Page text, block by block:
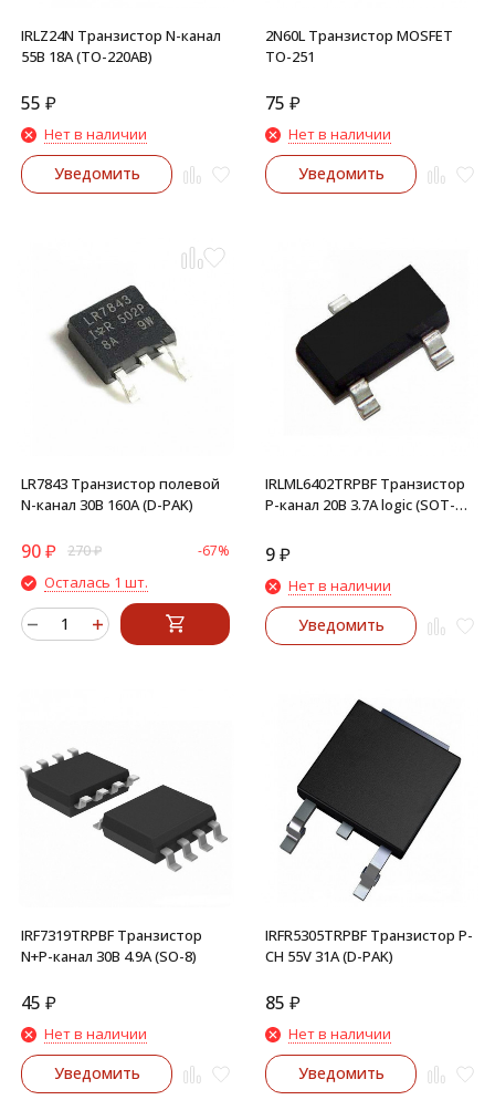
IRLZ24N Транзистор N-канал
55В 18А (TO-220AB)
55 ₽
Нет в наличии
Уведомить
2N60L Транзистор MOSFET
TO-251
75 ₽
Нет в наличии
Уведомить
LR7843 Транзистор полевой
N-канал 30В 160А (D-PAK)
90₽ 270₽ -67%
Осталась 1 шт.
IRLML6402TRPBF Транзистор
P-канал 20В 3.7А logic (SOT-
9₽
Нет в наличии
Уведомить
IRF7319TRPBF Транзистор
N+P-канал 30В 4.9А (SO-8)
45 ₽
Нет в наличии
Уведомить
IRFR5305TRPBF Транзистор P-
CH 55V 31A (D-PAK)
85 ₽
Нет в наличии
Уведомить